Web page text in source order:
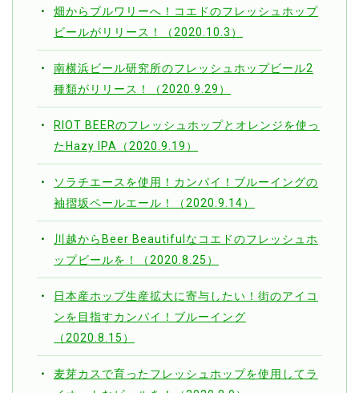
畑からブルワリーへ！コエドのフレッシュホップ
ビールがリリース！（2020.10.3）
南横浜ビール研究所のフレッシュホップビール2
種類がリリース！（2020.9.29）
RIOT BEERのフレッシュホップとオレンジを使っ
たHazy IPA（2020.9.19）
ソラチエースを使用！カンパイ！ブルーイングの
袖摺坂ペールエール！（2020.9.14）
川越からBeer Beautifulなコエドのフレッシュホ
ップビールを！（2020.8.25）
日本産ホップ生産拡大に寄与したい！街のアイコ
ンを目指すカンパイ！ブルーイング
（2020.8.15）
麦芽カスで育ったフレッシュホップを使用してラ